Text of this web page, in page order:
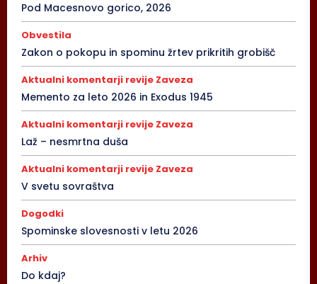
Pod Macesnovo gorico, 2026
Obvestila
Zakon o pokopu in spominu žrtev prikritih grobišč
Aktualni komentarji revije Zaveza
Memento za leto 2026 in Exodus 1945
Aktualni komentarji revije Zaveza
Laž – nesmrtna duša
Aktualni komentarji revije Zaveza
V svetu sovraštva
Dogodki
Spominske slovesnosti v letu 2026
Arhiv
Do kdaj?